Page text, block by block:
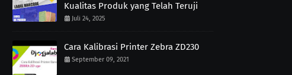
Kualitas Produk yang Telah Teruji
Juli 24, 2025
Cara Kalibrasi Printer Zebra ZD230
September 09, 2021